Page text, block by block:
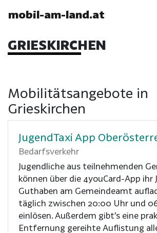
mobil-am-land.at
GRIESKIRCHEN
Mobilitätsangebote in
Grieskirchen
JugendTaxi App
Bedarfsverkehr
Jugendliche aus teilnehmenden
können über die 4youCard-App ihr
Guthaben am Gemeindeamt
täglich zwischen 20:00 Uhr und
einlösen. Außerdem gibt’s eine
Entfernung gereihte Auflistung